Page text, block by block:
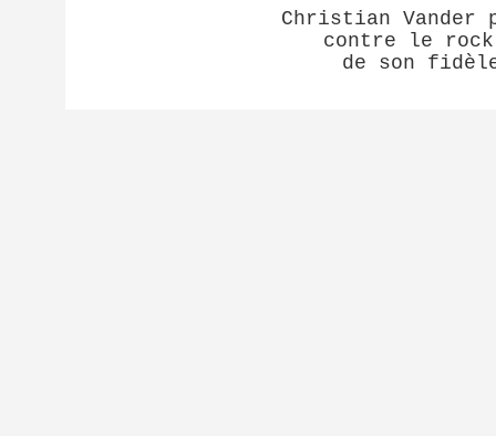
Christian Vander
contre le rock
de son